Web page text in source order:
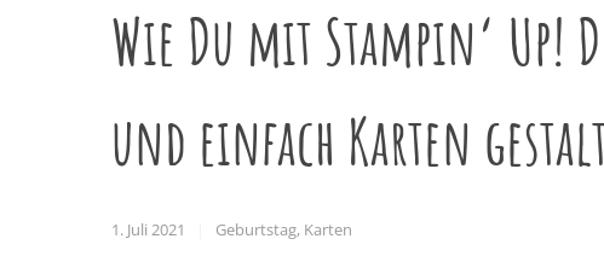
Wie Du mit Stampin‘ Up!
und einfach Karten
1. Juli 2021 Geburtstag, Karten